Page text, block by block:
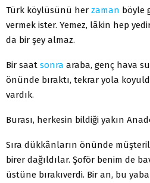
Türk köylüsünü her zaman böyle
vermek ister. Yemez, lâkin hep
da bir şey almaz.
Bir saat sonra araba, genç hava
önünde bıraktı, tekrar yola
vardık.
Burası, herkesin bildiği yakın
Sıra dükkânların önünde
birer dağıldılar. Şoför benim de
üstüne bırakıverdi. Bir an, bu